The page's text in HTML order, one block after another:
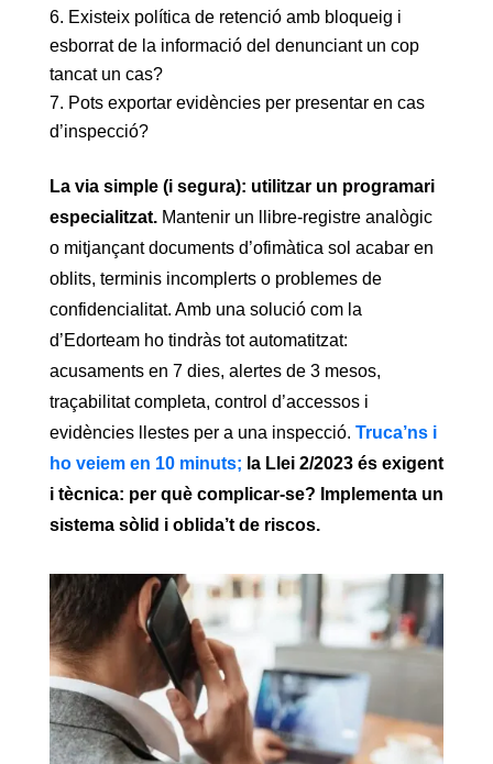
Existeix política de retenció amb bloqueig i
esborrat de la informació del denunciant un cop
tancat un cas?
Pots exportar evidències per presentar en cas
d’inspecció?
La via simple (i segura): utilitzar un programari
especialitzat.Mantenir un llibre-registre analògic
o mitjançant documents d’ofimàtica sol acabar en
oblits, terminis incomplerts o problemes de
confidencialitat. Amb una solució com la
d’Edorteam ho tindràs tot automatitzat:
acusaments en 7 dies, alertes de 3 mesos,
traçabilitat completa, control d’accessos i
evidències llestes per a una inspecció. Truca’ns i
ho veiem en 10 minuts; la Llei 2/2023 és exigent
i tècnica: per què complicar-se? Implementa un
sistema sòlid i oblida’t de riscos.